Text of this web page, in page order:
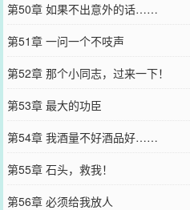
第50章 如果不出意外的话……
第51章 一问一个不吱声
第52章 那个小同志，过来一下！
第53章 最大的功臣
第54章 我酒量不好酒品好……
第55章 石头，救我！
第56章 必须给我放人